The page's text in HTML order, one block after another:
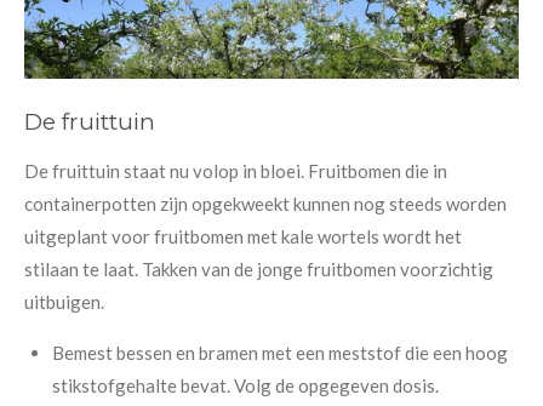
De fruittuin
De fruittuin staat nu volop in bloei. Fruitbomen die in
containerpotten zijn opgekweekt kunnen nog steeds worden
uitgeplant voor fruitbomen met kale wortels wordt het
stilaan te laat. Takken van de jonge fruitbomen voorzichtig
uitbuigen.
Bemest bessen en bramen met een meststof die een hoog
stikstofgehalte bevat. Volg de opgegeven dosis.